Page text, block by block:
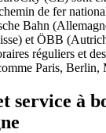
de fer
Bahn
et ÖBB
réguliers et
Paris, Berlin,
service à